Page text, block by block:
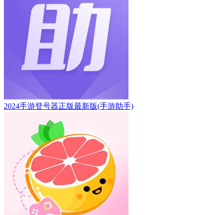
2024手游登号器正版最新版(手游助手)